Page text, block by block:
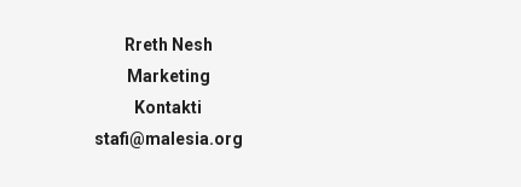
Rreth Nesh
Marketing
Kontakti
stafi@malesia.org